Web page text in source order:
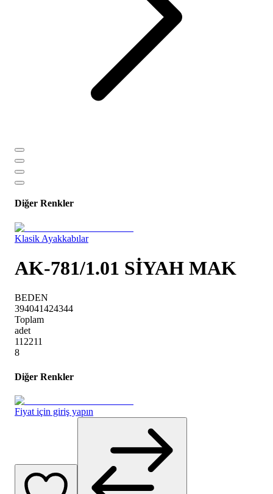
Diğer Renkler
Klasik Ayakkabılar
AK-781/1.01 SİYAH MAK
BEDEN
394041424344
Toplam
adet
112211
8
Diğer Renkler
Fiyat için giriş yapın